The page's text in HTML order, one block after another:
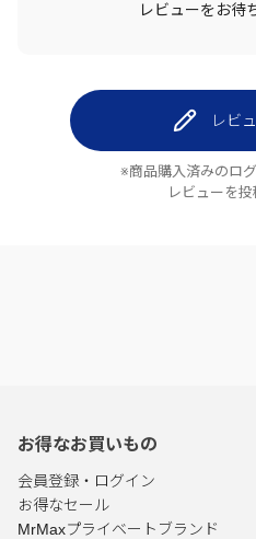
レビューをお待
レビ
※商品購入済みのロ
レビューを
お得なお買いもの
会員登録・ログイン
お得なセール
MrMaxプライベートブランド